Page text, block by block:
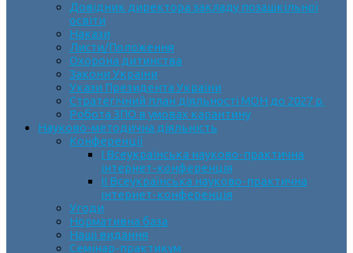
Довідник директора закладу позашкільної
освіти
Накази
Листи/Положення
Охорона дитинства
Закони України
Укази Президента України
Стратегічний план діяльності МОН до 2027 р.
Робота ЗПО в умовах карантину
Науково-методична діяльність
Конференції
І Всеукраїнська науково-практична
інтернет-конференція
ІІ Всеукраїнська науково-практична
інтернет-конференція
Угоди
Нормативна база
Наші видання
Семінар-практикум